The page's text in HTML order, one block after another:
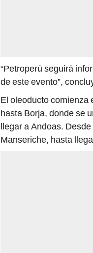
“Petroperú seguirá
de este evento”,
El oleoducto comienza
hasta Borja, donde se
llegar a Andoas.
Manseriche, hasta